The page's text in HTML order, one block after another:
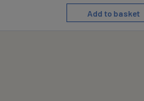
Add to basket